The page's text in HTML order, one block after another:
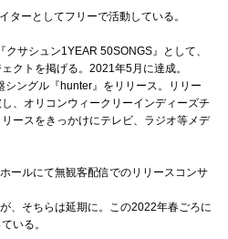
ターとしてフリーで活動している。
サシュン1YEAR 50SONGS』として、
クトを掲げる。2021年5月に達成。
ングル『hunter』をリリース。リリー
、オリコンウィークリーインディーズチ
ースをきっかけにテレビ、ラジオ等メデ
ールにて無観客配信でのリリースコンサ
、そちらは延期に。この2022年春ごろに
いる。